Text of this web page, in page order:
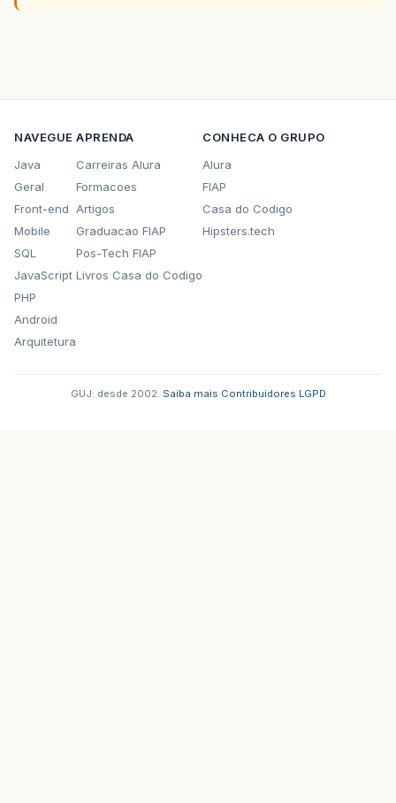
NAVEGUE
Java
Geral
Front-end
Mobile
SQL
JavaScript
PHP
Android
Arquitetura
APRENDA
Carreiras Alura
Formacoes
Artigos
Graduacao FIAP
Pos-Tech FIAP
Livros Casa do Codigo
CONHECA O GRUPO
Alura
FIAP
Casa do Codigo
Hipsters.tech
GUJ: desde 2002. Saiba mais Contribuidores LGPD